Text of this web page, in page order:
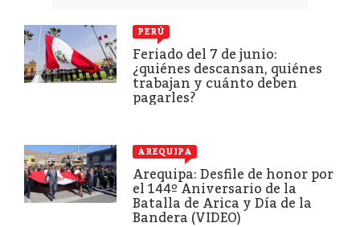
PERÚ
Feriado del 7 de junio:
¿quiénes descansan, quiénes
trabajan y cuánto deben
pagarles?
AREQUIPA
Arequipa: Desfile de honor por
el 144º Aniversario de la
Batalla de Arica y Día de la
Bandera (VIDEO)